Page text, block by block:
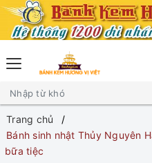
Trang chủ
Bánh sinh nhật Thủy Nguyên
bữa tiệc